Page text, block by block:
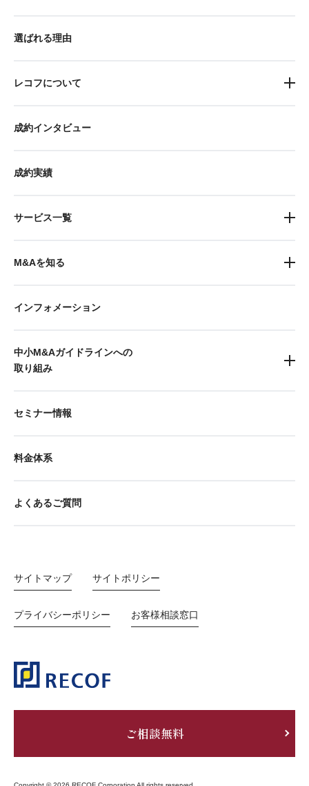
選ばれる理由
レコフについて
成約インタビュー
成約実績
サービス一覧
M&Aを知る
インフォメーション
中小M&Aガイドラインへの
取り組み
セミナー情報
料金体系
よくあるご質問
サイトマップ サイトポリシー
プライバシーポリシー お客様相談窓口
ご相談無料